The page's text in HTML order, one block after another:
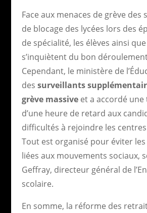
Face aux menaces de grève des
de blocage des lycées lors des
de spécialité, les élèves ainsi
s’inquiètent du bon
Cependant, le ministère de
des surveillants
grève massive et a accordé
d’une heure de retard aux
difficultés à rejoindre les centres
Tout est organisé pour éviter
liées aux mouvements sociaux,
Geffray, directeur général de
scolaire.
En somme, la réforme des